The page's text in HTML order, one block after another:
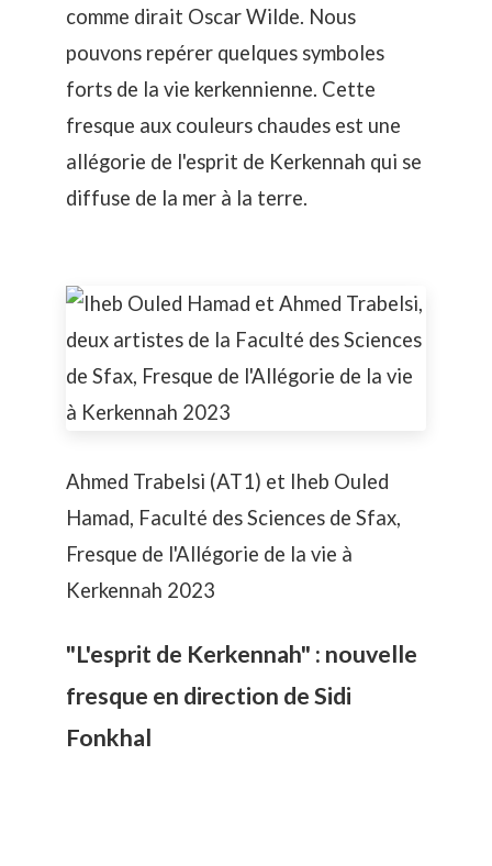
comme dirait Oscar Wilde. Nous
pouvons repérer quelques symboles
forts de la vie kerkennienne. Cette
fresque aux couleurs chaudes est une
allégorie de l'esprit de Kerkennah qui se
diffuse de la mer à la terre.
Ahmed Trabelsi (AT1) et Iheb Ouled
Hamad, Faculté des Sciences de Sfax,
Fresque de l'Allégorie de la vie à
Kerkennah 2023
"L'esprit de Kerkennah" : nouvelle
fresque en direction de Sidi
Fonkhal